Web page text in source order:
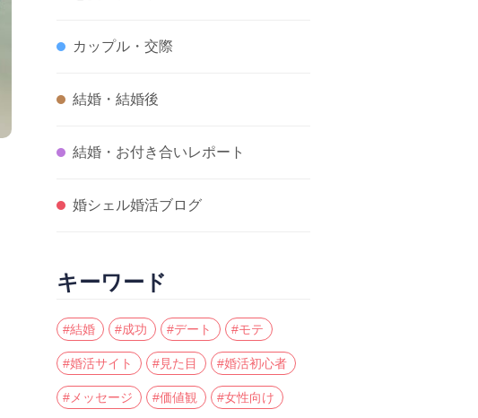
カップル・交際
結婚・結婚後
結婚・お付き合いレポート
婚シェル婚活ブログ
キーワード
#結婚 #成功 #デート #モテ
#婚活サイト #見た目 #婚活初心者
#メッセージ #価値観 #女性向け